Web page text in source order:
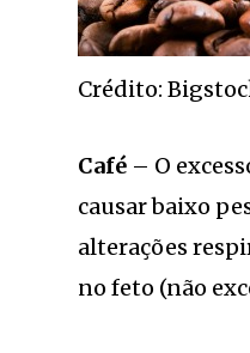
Crédito:
Café – O
causar baixo
alterações
no feto (não